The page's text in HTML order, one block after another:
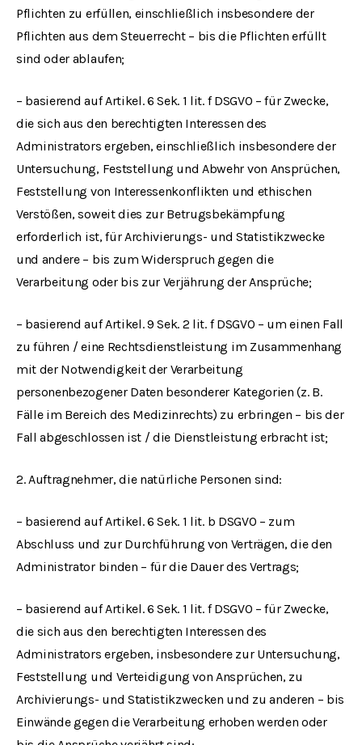
Pflichten zu erfüllen, einschließlich insbesondere der
Pflichten aus dem Steuerrecht – bis die Pflichten erfüllt
sind oder ablaufen;
– basierend auf Artikel. 6 Sek. 1 lit. f DSGVO – für Zwecke,
die sich aus den berechtigten Interessen des
Administrators ergeben, einschließlich insbesondere der
Untersuchung, Feststellung und Abwehr von Ansprüchen,
Feststellung von Interessenkonflikten und ethischen
Verstößen, soweit dies zur Betrugsbekämpfung
erforderlich ist, für Archivierungs- und Statistikzwecke
und andere – bis zum Widerspruch gegen die
Verarbeitung oder bis zur Verjährung der Ansprüche;
– basierend auf Artikel. 9 Sek. 2 lit. f DSGVO – um einen Fall
zu führen / eine Rechtsdienstleistung im Zusammenhang
mit der Notwendigkeit der Verarbeitung
personenbezogener Daten besonderer Kategorien (z. B.
Fälle im Bereich des Medizinrechts) zu erbringen – bis der
Fall abgeschlossen ist / die Dienstleistung erbracht ist;
2. Auftragnehmer, die natürliche Personen sind:
– basierend auf Artikel. 6 Sek. 1 lit. b DSGVO – zum
Abschluss und zur Durchführung von Verträgen, die den
Administrator binden – für die Dauer des Vertrags;
– basierend auf Artikel. 6 Sek. 1 lit. f DSGVO – für Zwecke,
die sich aus den berechtigten Interessen des
Administrators ergeben, insbesondere zur Untersuchung,
Feststellung und Verteidigung von Ansprüchen, zu
Archivierungs- und Statistikzwecken und zu anderen – bis
Einwände gegen die Verarbeitung erhoben werden oder